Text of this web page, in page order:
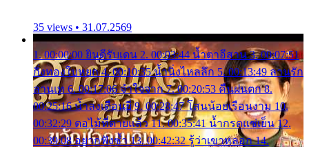
35 views • 31.07.2569
1. 00:00:00 ยินดีรับเดน 2. 00:03:44 น้ำตาอีสาน 3. 00:07:51
กิ่งทองใบหยก 4. 00:10:35 น้ำนิ่งไหลลึก 5. 00:13:49 ลานรัก
ลานเท 6. 00:17:06 จำใจจาก 7. 00:20:53 คืนฝนตก 8.
00:25:16 น้ำลงเดือนยี่ 9. 00:28:47 โสนน้อยเรือนงาม 10.
00:32:29 ตอไม้ที่ตายแล้ว 11. 00:35:41 น้ำกรดแช่เย็น 12.
00:39:08 อยากฟังซ้ำ 13. 00:42:32 รู้ว่าเขาหลอก 14.